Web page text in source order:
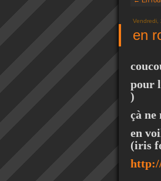
Vendredi,
en
pour
)
çà
en
(iris